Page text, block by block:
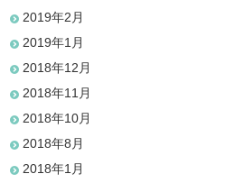
2019年2月
2019年1月
2018年12月
2018年11月
2018年10月
2018年8月
2018年1月